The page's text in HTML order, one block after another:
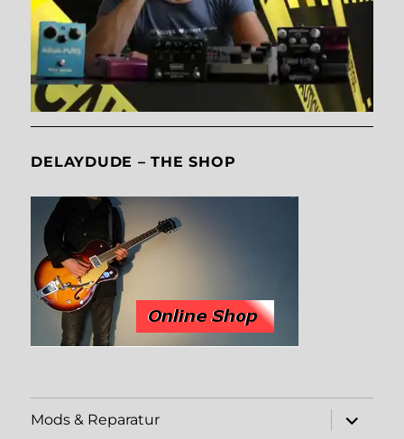
DELAYDUDE – THE SHOP
Mods & Reparatur
öffnen